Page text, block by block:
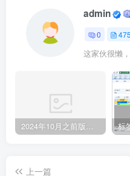
admin
0
这家伙很懒
2024年10月之前版本升级记录 标
上一篇